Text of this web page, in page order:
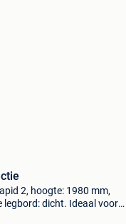
2, hoogte: 1980 mm,
legbord: dicht. Ideaal voor